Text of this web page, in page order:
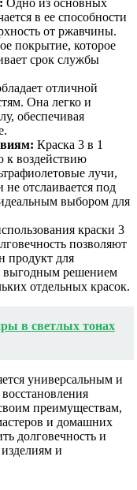
Одно из основных
в ее способности
от ржавчины.
покрытие, которое
срок службы
отличной
Она легко и
обеспечивая
Краска 3 в 1
к воздействию
лучи,
отслаивается под
выбором для
краски 3
позволяют
продукт для
выгодным решением
отдельных красок.
в светлых тонах
универсальным и
преимуществам,
и домашних
долговечность и
и